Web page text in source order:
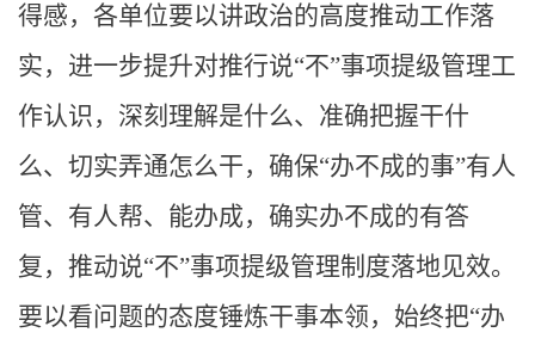
得感，各单位要以讲政治的高度推动工作落
实，进一步提升对推行说“不”事项提级管理工
作认识，深刻理解是什么、准确把握干什
么、切实弄通怎么干，确保“办不成的事”有人
管、有人帮、能办成，确实办不成的有答
复，推动说“不”事项提级管理制度落地见效。
要以看问题的态度锤炼干事本领，始终把“办